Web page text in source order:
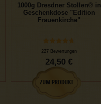
1000g Dresdner Stollen® in
Geschenkdose "Edition
Frauenkirche"
227 Bewertungen
24,50 €